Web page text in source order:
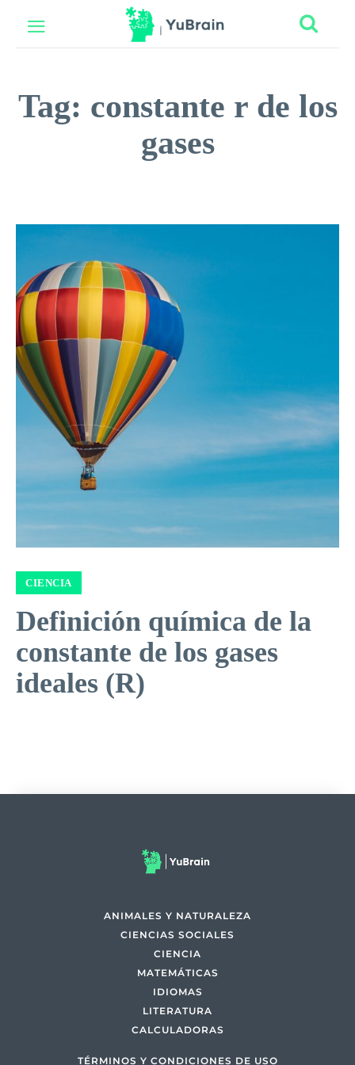
Tag: constante r de los
gases
CIENCIA
Definición química de la
constante de los gases
ideales (R)
ANIMALES Y NATURALEZA
CIENCIAS SOCIALES
CIENCIA
MATEMÁTICAS
IDIOMAS
LITERATURA
CALCULADORAS
TÉRMINOS Y CONDICIONES DE USO